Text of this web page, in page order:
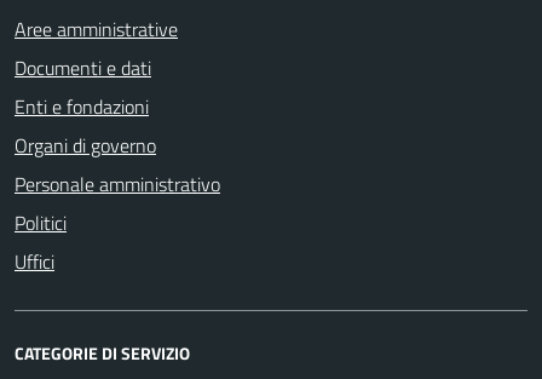
Aree amministrative
Documenti e dati
Enti e fondazioni
Organi di governo
Personale amministrativo
Politici
Uffici
CATEGORIE DI SERVIZIO